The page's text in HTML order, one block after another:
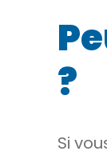
?
Si